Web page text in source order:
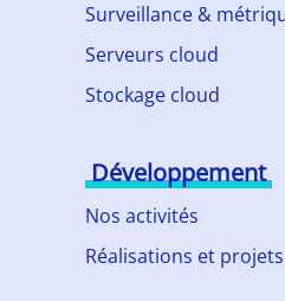
Surveillance &
Serveurs cloud
Stockage cloud
Développement
Nos activités
Réalisations et projets